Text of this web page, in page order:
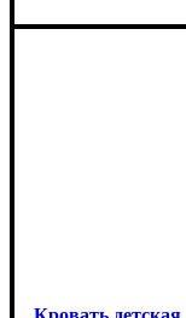
Ширина: 176 см